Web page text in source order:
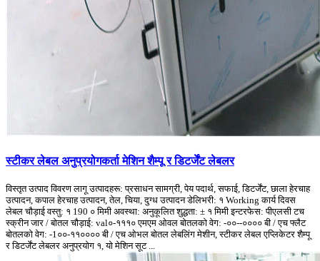
स्टीकर लेबल अनुप्रयोगकर्ता मेशिन शैम्पू र डिटर्जेंट लेबलर
विस्तृत उत्पाद विवरण लागू उत्पादहरू: प्रसाधन सामग्री, पेय पदार्थ, सफाई, डिटर्जेंट, छाला हेरचाह
उत्पादन, कपाल हेरचाह उत्पादन, तेल, चिया, दुग्ध उत्पादन डेलिभरी: १ Working कार्य दिवस
लेबल चौड़ाई वस्तु: १ 190 ० मिमी अवस्था: अनुकूलित शुद्धता: ± १ मिमी इन्टरफेस: पीएलसी टच
स्क्रीन जार / बोतल चौड़ाई: val०-१११० एमएम ओवल बोतलको वेग: -००--०००० बी / एच फ्लैट
बोतलको वेग: -1००-११०००० बी / एच ओभल बोतल लेबलिंग मेशीन, स्टीकर लेबल एप्लिकेटर शैम्पू
र डिटर्जेंट लेबलर अनुप्रयोग १, यो मेशिन सूट ...